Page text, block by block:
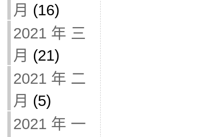
月 (16)
2021 年 三
月 (21)
2021 年 二
月 (5)
2021 年 一